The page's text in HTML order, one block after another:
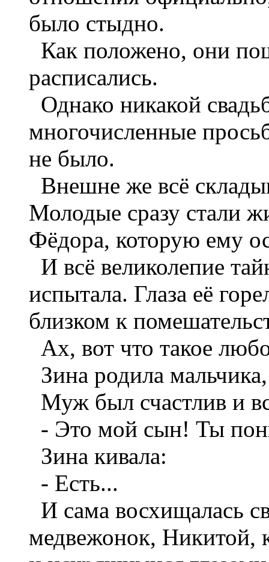
было стыдно.
Как положено, они
расписались.
Однако никакой
многочисленные
не было.
Внешне же всё
Молодые сразу стали
Фёдора, которую ему
И всё великолепие
испытала. Глаза её
близком к
Ах, вот что такое
Зина родила
Муж был счастлив и
- Это мой сын! Ты
Зина кивала:
- Есть...
И сама восхищалась
медвежонок, Никитой,